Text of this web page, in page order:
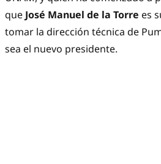
que José Manuel de la Torre es
tomar la dirección técnica de
sea el nuevo presidente.